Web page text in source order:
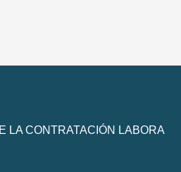
LA CONTRATACIÓN LABORA